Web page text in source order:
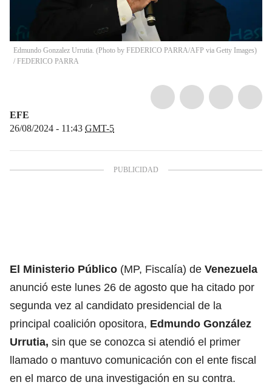
Edmundo Gonzalez Urrutia. (Photo by FEDERICO PARRA/AFP via Getty Images)
/ FEDERICO PARRA
EFE
26/08/2024 - 11:43 GMT-5
El Ministerio Público (MP, Fiscalía) de Venezuela
anunció este lunes 26 de agosto que ha citado por
segunda vez al candidato presidencial de la
principal coalición opositora, Edmundo González
Urrutia, sin que se conozca si atendió el primer
llamado o mantuvo comunicación con el ente fiscal
en el marco de una investigación en su contra.